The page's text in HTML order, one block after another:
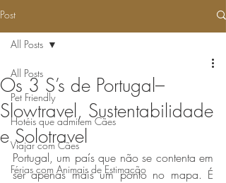
Post
All Posts
Pet Friendly
Hotéis que admitem Cães
Viajar com Cães
Férias com Animais de Estimação
All Posts
Os 3 S’s de Portugal–
Slowtravel, Sustentabilidade
e Solotravel
Portugal, um país que não se contenta em
ser apenas mais um ponto no mapa. É